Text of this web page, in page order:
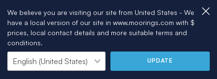
We believe you are visiting our site from United States - We
have a local version of our site in www.moorings.com with $
prices, local contact details and more suitable terms and
conditions.
UPDATE